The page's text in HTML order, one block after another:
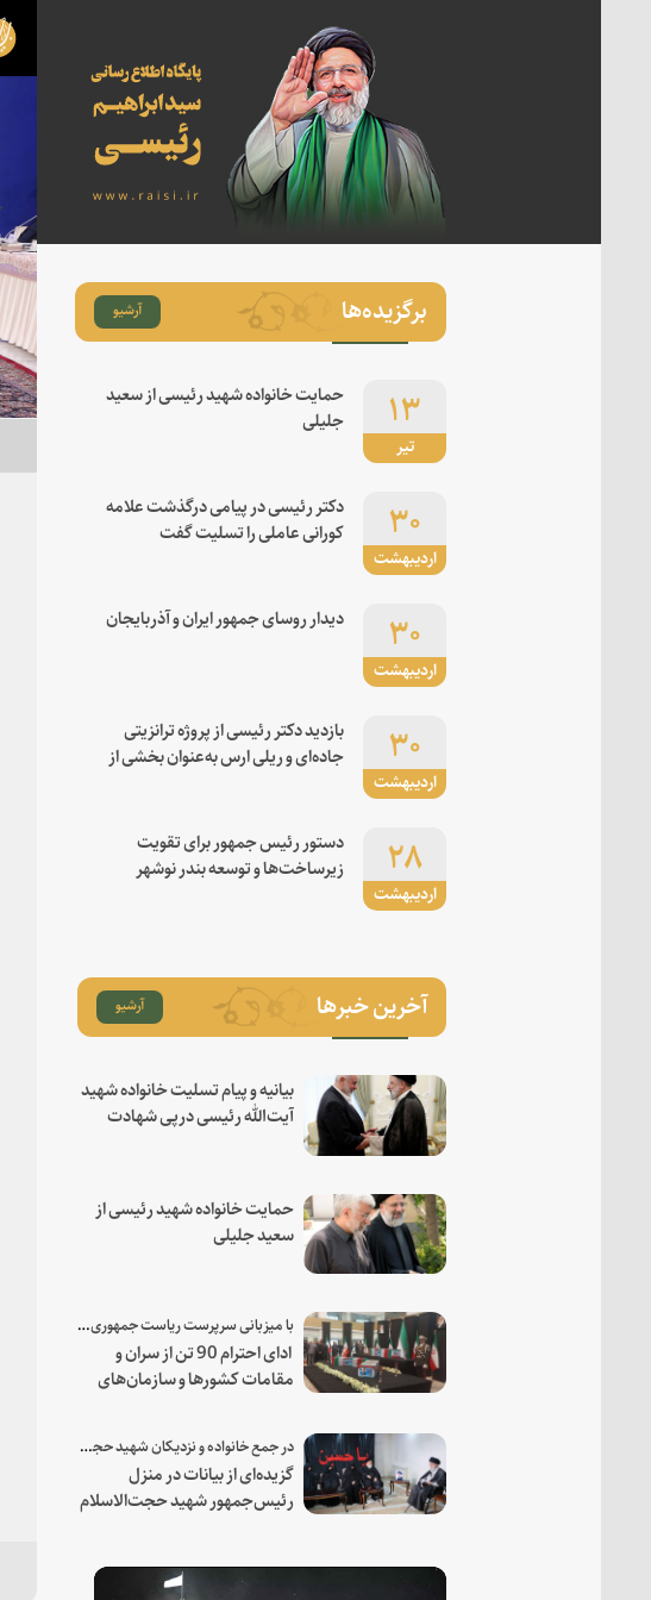
برگزیده‌ها آرشیو
تیر
۱۳
حمایت خانواده شهید رئیسی از سعید
جلیلی
اردیبهشت
۳۰
دکتر رئیسی در پیامی درگذشت علامه
کورانی عاملی را تسلیت گفت
اردیبهشت
۳۰ دیدار روسای جمهور ایران و آذربایجان
اردیبهشت
۳۰
بازدید دکتر رئیسی از پروژه ترانزیتی
جاده‌ای و ریلی ارس به‌عنوان بخشی از
اردیبهشت
۲۸
دستور رئیس جمهور برای تقویت
زیرساخت‌ها و توسعه بندر نوشهر
آخرین خبرها آرشیو
بیانیه و پیام تسلیت خانواده شهید
آیت‌الله رئیسی درپی شهادت
حمایت خانواده شهید رئیسی از
سعید جلیلی
با میزبانی سرپرست ریاست جمهوری صورت گرفت؛
ادای احترام 90 تن از سران و
مقامات کشورها و سازمان‌های
در جمع خانواده و نزدیکان شهید حجت‌الاسلام‌والمسلمین رئیسی:
گزیده‌ای از بیانات در منزل
رئیس‌جمهور شهید حجت‌الاسلام